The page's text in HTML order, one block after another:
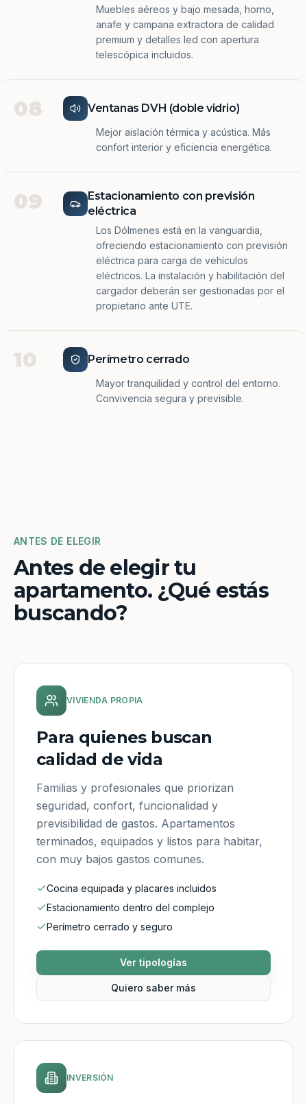
Muebles aéreos y bajo mesada, horno,
anafe y campana extractora de calidad
premium y detalles led con apertura
telescópica incluidos.
08 Ventanas DVH (doble vidrio)
Mejor aislación térmica y acústica. Más
confort interior y eficiencia energética.
09
Estacionamiento con previsión
eléctrica
Los Dólmenes está en la vanguardia,
ofreciendo estacionamiento con previsión
eléctrica para carga de vehículos
eléctricos. La instalación y habilitación del
cargador deberán ser gestionadas por el
propietario ante UTE.
10 Perímetro cerrado
Mayor tranquilidad y control del entorno.
Convivencia segura y previsible.
ANTES DE ELEGIR
Antes de elegir tu
apartamento. ¿Qué estás
buscando?
VIVIENDA PROPIA
Para quienes buscan
calidad de vida
Familias y profesionales que priorizan
seguridad, confort, funcionalidad y
previsibilidad de gastos. Apartamentos
terminados, equipados y listos para habitar,
con muy bajos gastos comunes.
Cocina equipada y placares incluidos
Estacionamiento dentro del complejo
Perímetro cerrado y seguro
Ver tipologías
Quiero saber más
INVERSIÓN